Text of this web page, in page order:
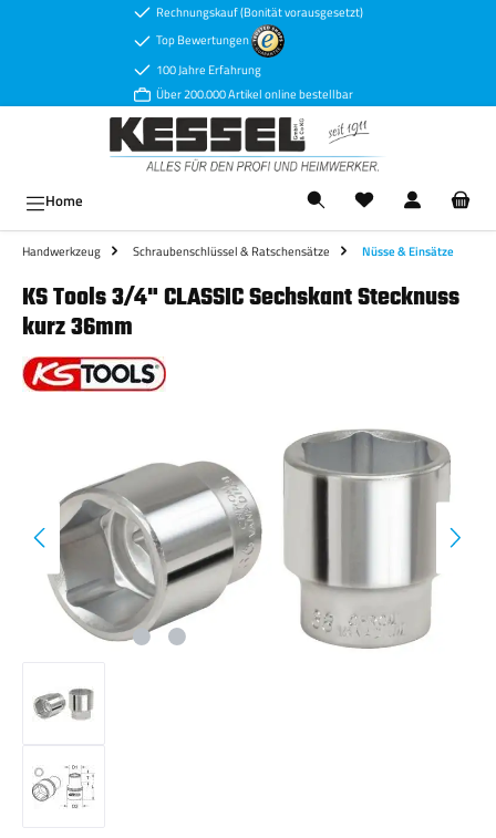
Zum Hauptinhalt springenRechnungskauf (Bonität vorausgesetzt)
Top Bewertungen
100 Jahre Erfahrung
Über 200.000 Artikel online bestellbar
Home
Handwerkzeug Schraubenschlüssel & Ratschensätze Nüsse & Einsätze
KS Tools 3/4" CLASSIC Sechskant Stecknuss
kurz 36mm